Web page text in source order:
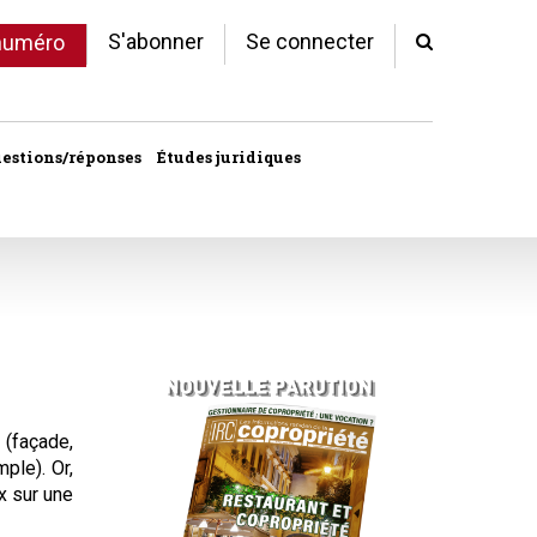
S'abonner Se connecter
réponses Études juridiques
Or,
sur une